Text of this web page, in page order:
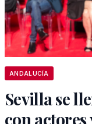
ANDALUCÍA
Sevilla se
con actores